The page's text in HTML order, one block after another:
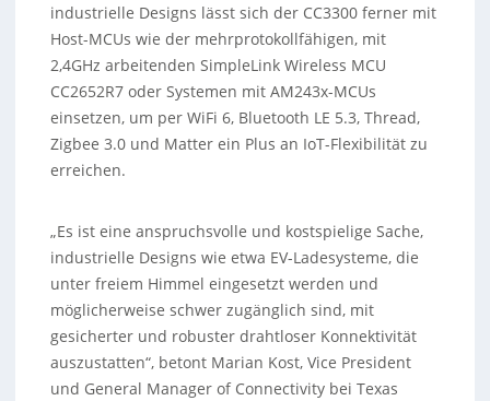
industrielle Designs lässt sich der CC3300 ferner mit
Host-MCUs wie der mehrprotokollfähigen, mit
2,4GHz arbeitenden SimpleLink Wireless MCU
CC2652R7 oder Systemen mit AM243x-MCUs
einsetzen, um per WiFi 6, Bluetooth LE 5.3, Thread,
Zigbee 3.0 und Matter ein Plus an IoT-Flexibilität zu
erreichen.
„Es ist eine anspruchsvolle und kostspielige Sache,
industrielle Designs wie etwa EV-Ladesysteme, die
unter freiem Himmel eingesetzt werden und
möglicherweise schwer zugänglich sind, mit
gesicherter und robuster drahtloser Konnektivität
auszustatten“, betont Marian Kost, Vice President
und General Manager of Connectivity bei Texas